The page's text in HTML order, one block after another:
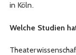
in Köln.
Welche Studien